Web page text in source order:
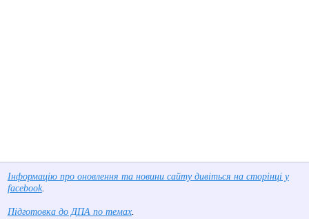
Інформацію про оновлення та новини сайту дивіться на сторінці у
facebook.
Підготовка до ДПА по темах.